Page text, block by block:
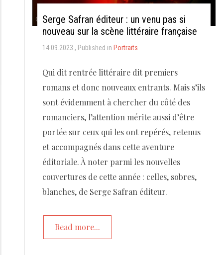
Serge Safran éditeur : un venu pas si
nouveau sur la scène littéraire française
14.09.2023 Published in Portraits
Qui dit rentrée littéraire dit premiers
romans et donc nouveaux entrants. Mais s’ils
sont évidemment à chercher du côté des
romanciers, l’attention mérite aussi d’être
portée sur ceux qui les ont repérés, retenus
et accompagnés dans cette aventure
éditoriale. À noter parmi les nouvelles
couvertures de cette année : celles, sobres,
blanches, de Serge Safran éditeur.
Read more...